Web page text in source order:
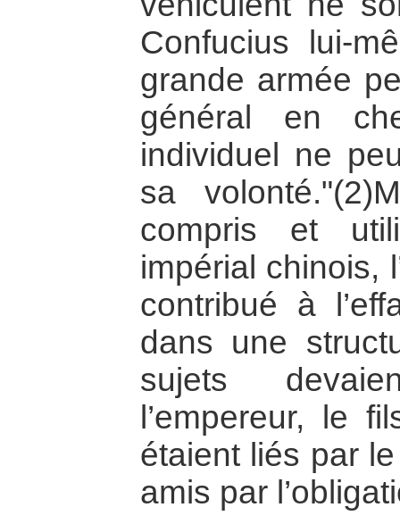
Confucius lui-
grande armée
général en
individuel ne
sa
compris et
impérial chinois,
contribué à
dans une
sujets
l’empereur, le
étaient liés par
amis par